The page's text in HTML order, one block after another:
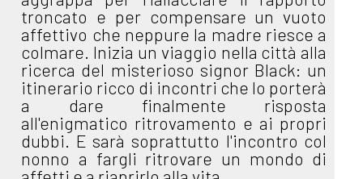
troncato e per compensare un vuoto
affettivo che neppure la madre riesce a
colmare. Inizia un viaggio nella città alla
ricerca del misterioso signor Black: un
itinerario ricco di incontri che lo porterà
a dare finalmente risposta
all'enigmatico ritrovamento e ai propri
dubbi. E sarà soprattutto l'incontro col
nonno a fargli ritrovare un mondo di